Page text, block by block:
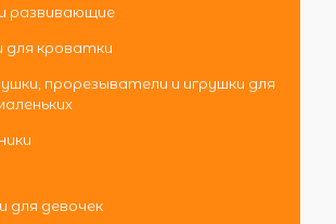
развивающие
для кроватки
прорезыватели и игрушки для
для девочек